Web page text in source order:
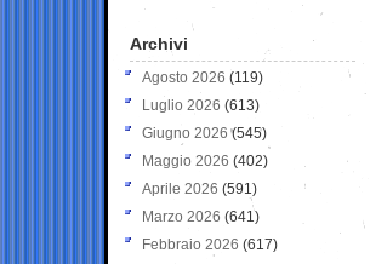
Archivi
Agosto 2026 (119)
Luglio 2026 (613)
Giugno 2026 (545)
Maggio 2026 (402)
Aprile 2026 (591)
Marzo 2026 (641)
Febbraio 2026 (617)